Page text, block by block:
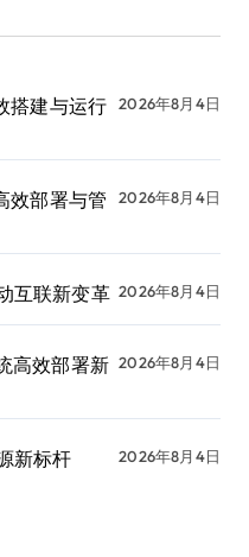
搭建与运行
2026年8月4日
效部署与管
2026年8月4日
互联新变革 2026年8月4日
高效部署新 2026年8月4日
新标杆 2026年8月4日